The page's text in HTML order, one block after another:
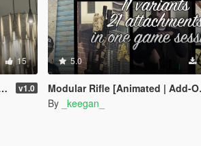
15
v1.0
5.0
Modular Rifle [Animated | Add-On | Lore Friendly | FiveM | EFT]
By _keegan_